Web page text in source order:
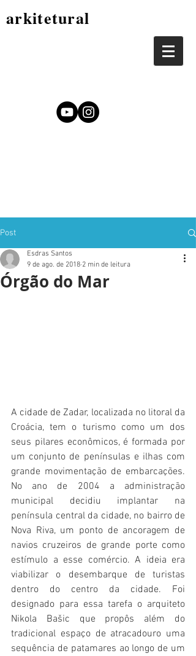
arkitetural
Post
Órgão do Mar
Esdras Santos
9 de ago. de 2018 2 min de leitura
A cidade de Zadar, localizada no litoral da
Croácia, tem o turismo como um dos
seus pilares econômicos, é formada por
um conjunto de penínsulas e ilhas com
grande movimentação de embarcações.
No ano de 2004 a administração
municipal decidiu implantar na
península central da cidade, no bairro de
Nova Riva, um ponto de ancoragem de
navios cruzeiros de grande porte como
estímulo a esse comércio. A ideia era
viabilizar o desembarque de turistas
dentro do centro da cidade. Foi
designado para essa tarefa o arquiteto
Nikola Bašic que propôs além do
tradicional espaço de atracadouro uma
sequência de patamares ao longo de um